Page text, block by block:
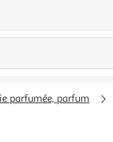
parfumée, parfum